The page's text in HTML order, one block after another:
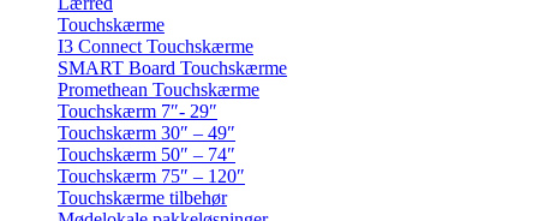
Touchskærme
I3 Connect Touchskærme
SMART Board Touchskærme
Promethean Touchskærme
Touchskærm 7″- 29″
Touchskærm 30″ – 49″
Touchskærm 50″ – 74″
Touchskærm 75″ – 120″
Touchskærme tilbehør